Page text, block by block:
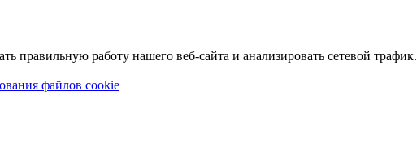
правильную работу нашего веб-сайта и анализировать сетевой трафик.
файлов cookie